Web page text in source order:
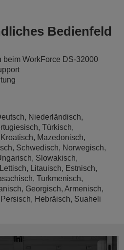
Bedienfeld
beim WorkForce DS-32000
Niederländisch,
Türkisch,
Mazedonisch,
Schwedisch, Norwegisch,
Slowakisch,
Litauisch, Estnisch,
Turkmenisch,
Georgisch, Armenisch,
Hebräisch, Suaheli